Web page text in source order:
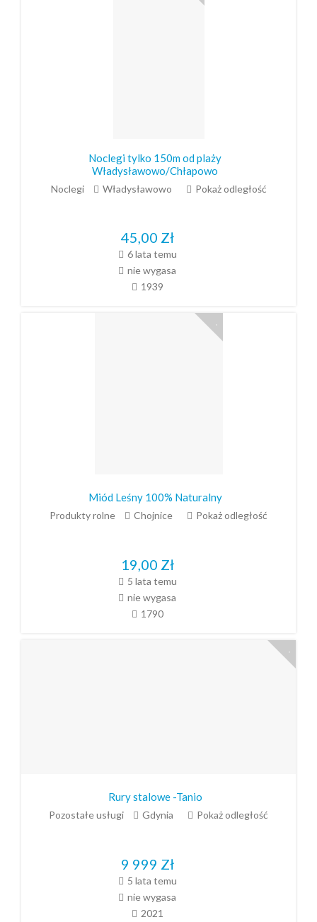
Noclegi tylko 150m od plaży
Władysławowo/Chłapowo
Noclegi Władysławowo Pokaż odległość
45,00 Zł
6 lata temu
nie wygasa
1939
Miód Leśny 100% Naturalny
Produkty rolne Chojnice Pokaż odległość
19,00 Zł
5 lata temu
nie wygasa
1790
Rury stalowe -Tanio
Pozostałe usługi Gdynia Pokaż odległość
9 999 Zł
5 lata temu
nie wygasa
2021